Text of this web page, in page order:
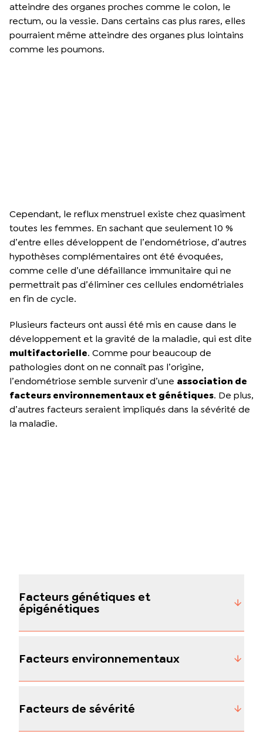
atteindre des organes proches comme le colon, le
rectum, ou la vessie. Dans certains cas plus rares, elles
pourraient même atteindre des organes plus lointains
comme les poumons.
Cependant, le reflux menstruel existe chez quasiment
toutes les femmes. En sachant que seulement 10 %
d’entre elles développent de l’endométriose, d’autres
hypothèses complémentaires ont été évoquées,
comme celle d’une défaillance immunitaire qui ne
permettrait pas d’éliminer ces cellules endométriales
en fin de cycle.
Plusieurs facteurs ont aussi été mis en cause dans le
développement et la gravité de la maladie, qui est dite
multifactorielle. Comme pour beaucoup de
pathologies dont on ne connaît pas l’origine,
l’endométriose semble survenir d’une association de
facteurs environnementaux et génétiques. De plus,
d’autres facteurs seraient impliqués dans la sévérité de
la maladie.
Facteurs génétiques et
épigénétiques
Facteurs environnementaux
Facteurs de sévérité